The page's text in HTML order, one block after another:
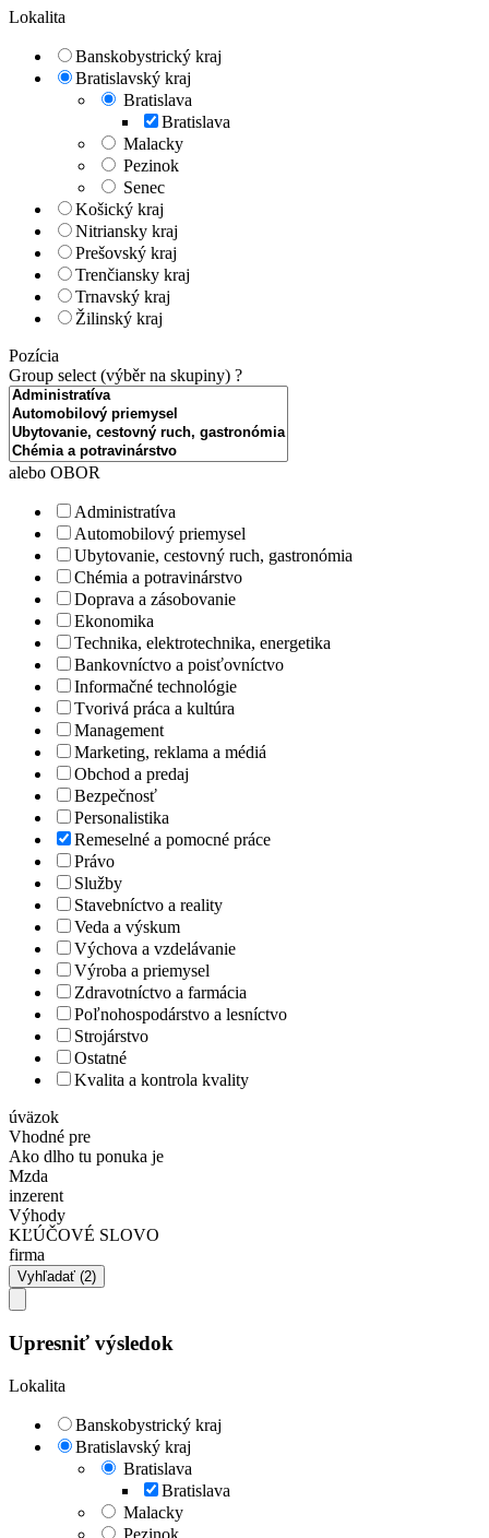
Lokalita
Banskobystrický kraj
Bratislavský kraj
Bratislava
Bratislava
Malacky
Pezinok
Senec
Košický kraj
Nitriansky kraj
Prešovský kraj
Trenčiansky kraj
Trnavský kraj
Žilinský kraj
Pozícia
Group select (výběr na skupiny) ?
alebo OBOR
Administratíva
Automobilový priemysel
Ubytovanie, cestovný ruch, gastronómia
Chémia a potravinárstvo
Doprava a zásobovanie
Ekonomika
Technika, elektrotechnika, energetika
Bankovníctvo a poisťovníctvo
Informačné technológie
Tvorivá práca a kultúra
Management
Marketing, reklama a médiá
Obchod a predaj
Bezpečnosť
Personalistika
Remeselné a pomocné práce
Právo
Služby
Stavebníctvo a reality
Veda a výskum
Výchova a vzdelávanie
Výroba a priemysel
Zdravotníctvo a farmácia
Poľnohospodárstvo a lesníctvo
Strojárstvo
Ostatné
Kvalita a kontrola kvality
úväzok
Vhodné pre
Ako dlho tu ponuka je
Mzda
inzerent
Výhody
KĽÚČOVÉ SLOVO
firma
Upresniť výsledok
Lokalita
Banskobystrický kraj
Bratislavský kraj
Bratislava
Bratislava
Malacky
Pezinok